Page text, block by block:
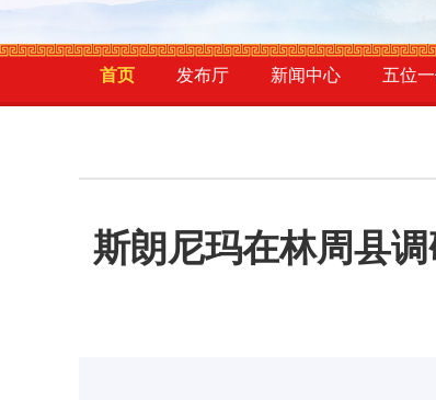
首页 发布厅 新闻中心 五位
斯朗尼玛在林周县